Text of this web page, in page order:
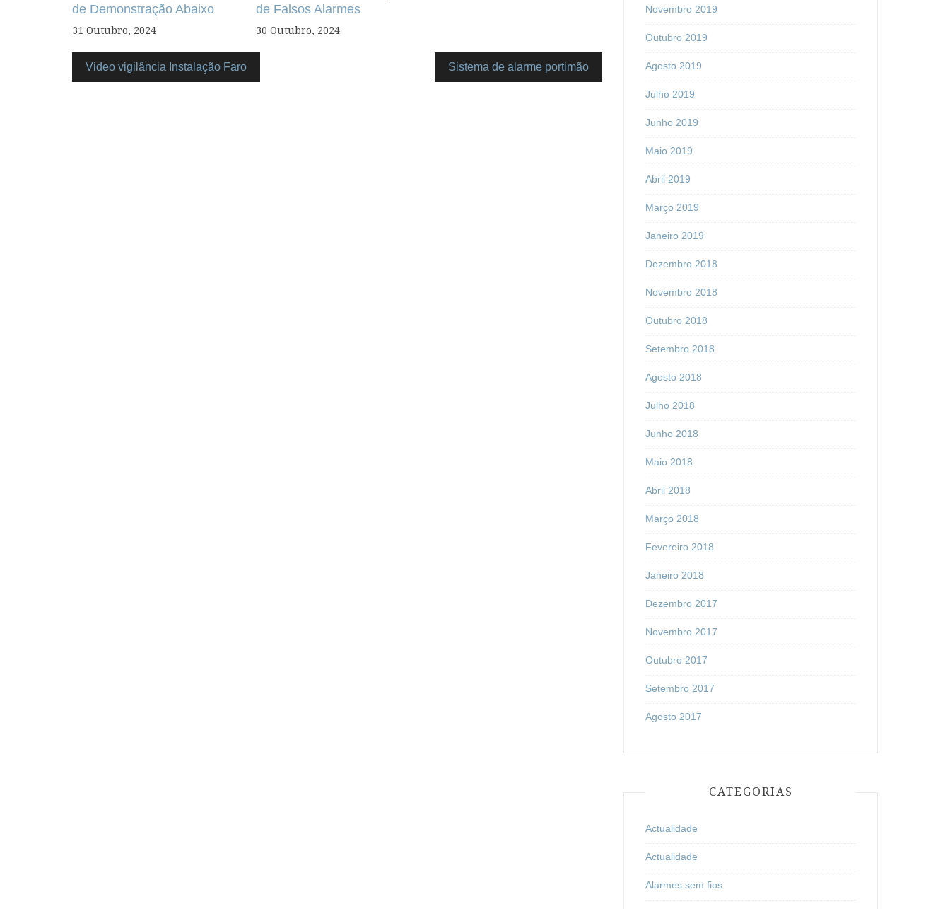
de Demonstração Abaixo
31 Outubro, 2024
de Falsos Alarmes
30 Outubro, 2024
Video vigilância Instalação Faro Sistema de alarme portimão
Novembro 2019
Outubro 2019
Agosto 2019
Julho 2019
Junho 2019
Maio 2019
Abril 2019
Março 2019
Janeiro 2019
Dezembro 2018
Novembro 2018
Outubro 2018
Setembro 2018
Agosto 2018
Julho 2018
Junho 2018
Maio 2018
Abril 2018
Março 2018
Fevereiro 2018
Janeiro 2018
Dezembro 2017
Novembro 2017
Outubro 2017
Setembro 2017
Agosto 2017
CATEGORIAS
Actualidade
Actualidade
Alarmes sem fios